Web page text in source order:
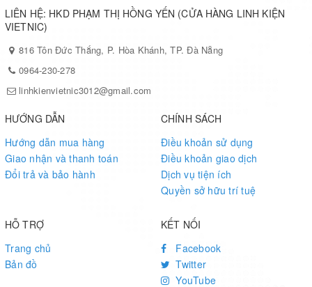
LIÊN HỆ: HKD PHẠM THỊ HỒNG YẾN (CỬA HÀNG LINH KIỆN
VIETNIC)
816 Tôn Đức Thắng, P. Hòa Khánh, TP. Đà Nẵng
0964-230-278
linhkienvietnic3012@gmail.com
HƯỚNG DẪN
Hướng dẫn mua hàng
Giao nhận và thanh toán
Đổi trả và bảo hành
CHÍNH SÁCH
Điều khoản sử dụng
Điều khoản giao dịch
Dịch vụ tiện ích
Quyền sở hữu trí tuệ
HỖ TRỢ
Trang chủ
Bản đồ
KẾT NỐI
Facebook
Twitter
YouTube